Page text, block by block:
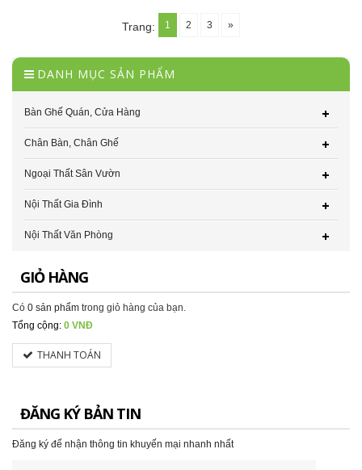
Trang: 1 2 3 »
DANH MỤC SẢN PHẨM
Bàn Ghế Quán, Cửa Hàng
Chân Bàn, Chân Ghế
Ngoại Thất Sân Vườn
Nội Thất Gia Đình
Nội Thất Văn Phòng
GIỎ HÀNG
Có 0 sản phẩm trong giỏ hàng của bạn.
Tổng cộng: 0 VNĐ
THANH TOÁN
ĐĂNG KÝ BẢN TIN
Đăng ký để nhận thông tin khuyến mại nhanh nhất